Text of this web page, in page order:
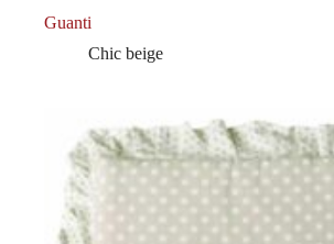
Guanti
Chic beige